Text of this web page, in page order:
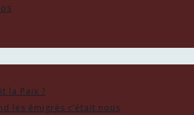
la Paix ?
les émigrés c’était nous